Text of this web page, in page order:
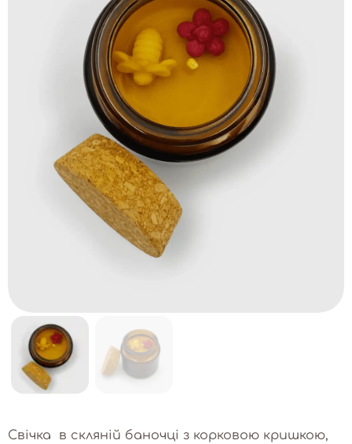
Свічка в скляній баночці з корковою кришкою,